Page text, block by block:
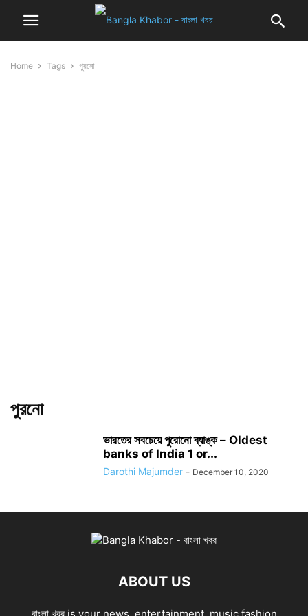
Home Tags পুরনো
পুরনো
ভারতের সবচেয়ে পুরোনো ব্যাঙ্ক – Oldest
banks of India 1 or...
Darothi Majumder - December 10, 2020
ABOUT US